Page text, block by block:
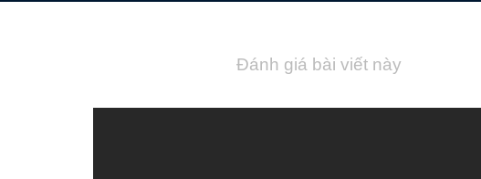
Đánh giá bài viết này